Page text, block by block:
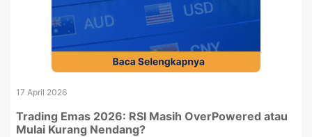
17 April 2026
Trading Emas 2026: RSI Masih OverPowered atau
Mulai Kurang Nendang?